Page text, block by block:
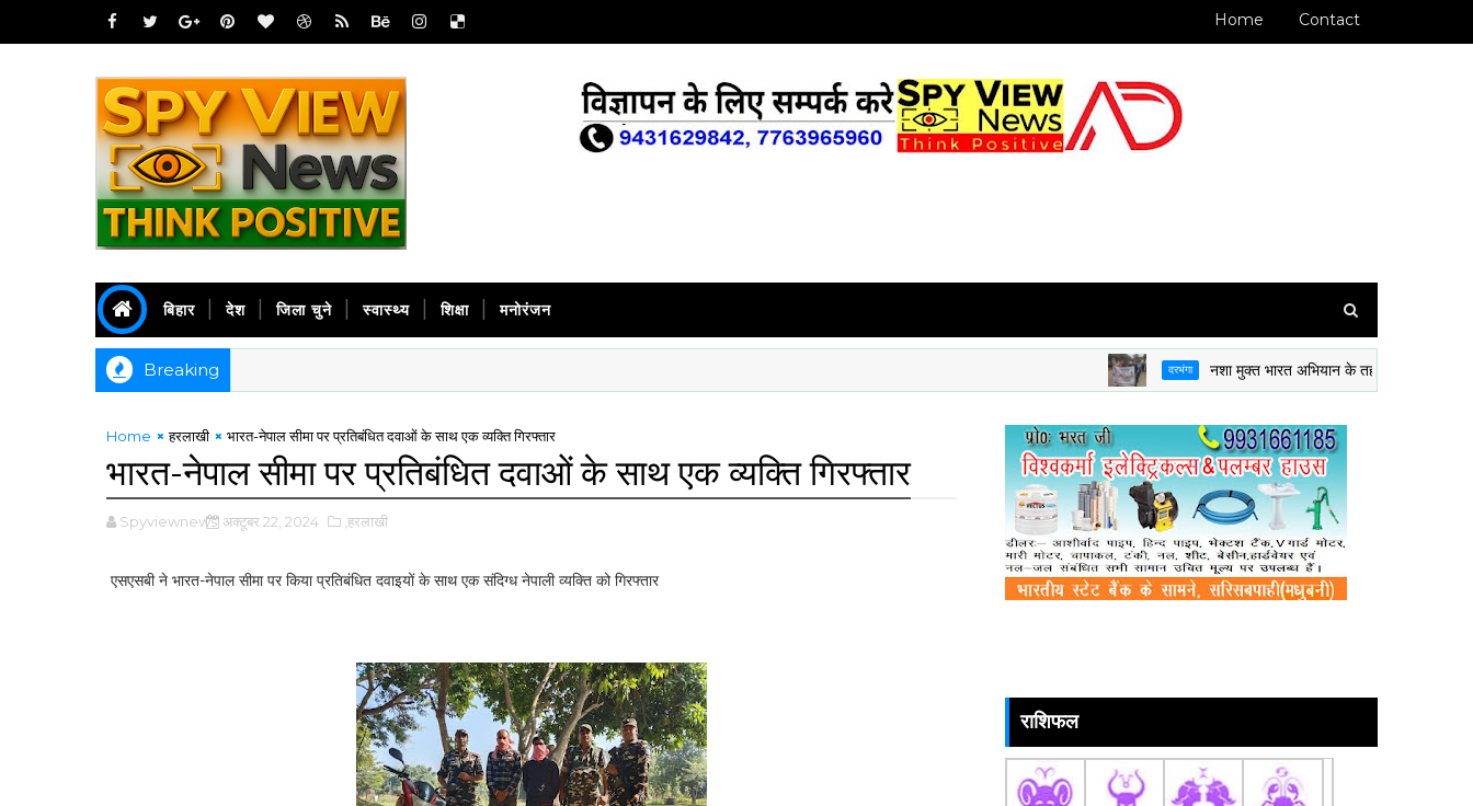
Home Contact
बिहार देश जिला चुने स्वास्थ्य शिक्षा मनोरंजन
Breaking दरभंगा नशा मुक्त भारत अभियान के तहत 8 BH BN NCC
Home हरलाखी भारत-नेपाल सीमा पर प्रतिबंधित दवाओं के साथ एक व्यक्ति गिरफ्तार
भारत-नेपाल सीमा पर प्रतिबंधित दवाओं के साथ एक व्यक्ति गिरफ्तार
Spyviewnews अक्टूबर 22, 2024 ,हरलाखी
एसएसबी ने भारत-नेपाल सीमा पर किया प्रतिबंधित दवाइयों के साथ एक संदिग्ध नेपाली व्यक्ति को गिरफ्तार
राशिफल